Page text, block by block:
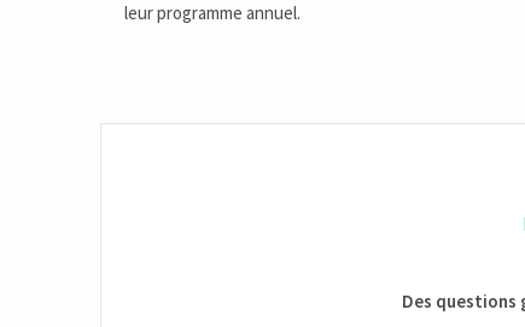
leur programme annuel.
Des questions